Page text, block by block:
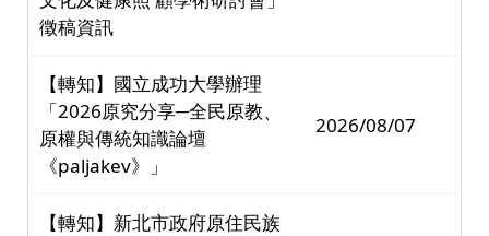
徵稿資訊
【轉知】國立成功大學辦理
「2026原究分享─全民原教、
原權與傳統知識論壇
《paljakev》」
2026/08/07
【轉知】新北市政府原住民族